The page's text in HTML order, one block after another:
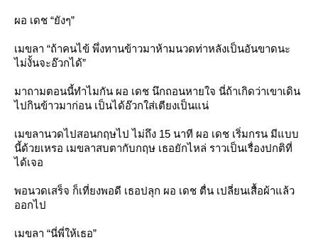
ผอ เดช “ยังๆ”
เมขลา “ถ้าคนไข้ พึ่งทานข้าวมาห้ามนวดท่าหลังเป็นอันขาดนะ
ไม่งั้นจะอ๊วกได้”
มาถามตอนนี้ทำไมกัน ผอ เดช นึกถอนหายใจ นี่ถ้าเกิดว่าเขาเดิน
ไปกินข้าวมาก่อน เป็นได้อ๊วกใส่เตียงเป็นแน่
เมขลานวดไปสอนกฤษไป ไม่ถึง 15 นาที ผอ เดช เริ่มกรน มีแบบ
นี้ด้วยเหรอ เมขลาสบตากับกฤษ เธอยักไหล่ ราวเป็นเรื่องปกติที่
ได้เจอ
พอนวดเสร็จ ก็เที่ยงพอดี เธอปลุก ผอ เดช ตื่น เปลี่ยนเสื้อผ้าแล้ว
ออกไป
เมขลา “นี่พี่ให้เธอ”